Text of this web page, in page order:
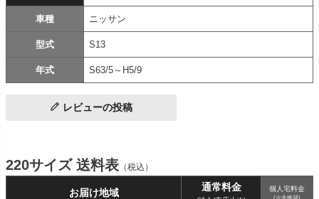
車種 ニッサン
型式 S13
年式 S63/5～H5/9
レビューの投稿
220サイズ 送料表 （税込）
お届け地域 通常料金 個人宅料金